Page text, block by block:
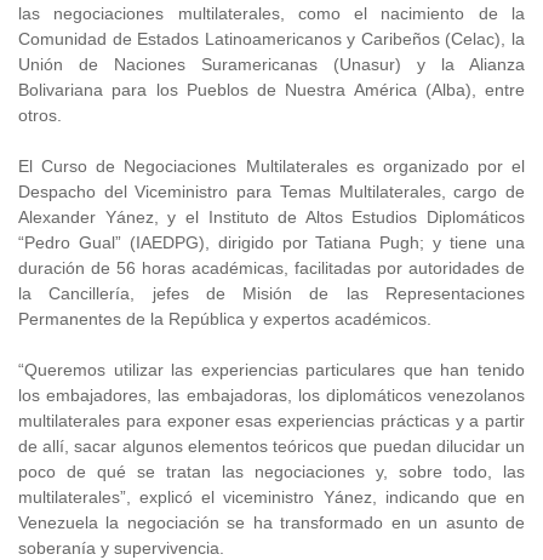
las negociaciones multilaterales, como el nacimiento de la
Comunidad de Estados Latinoamericanos y Caribeños (Celac), la
Unión de Naciones Suramericanas (Unasur) y la Alianza
Bolivariana para los Pueblos de Nuestra América (Alba), entre
otros.
El Curso de Negociaciones Multilaterales es organizado por el
Despacho del Viceministro para Temas Multilaterales, cargo de
Alexander Yánez, y el Instituto de Altos Estudios Diplomáticos
“Pedro Gual” (IAEDPG), dirigido por Tatiana Pugh; y tiene una
duración de 56 horas académicas, facilitadas por autoridades de
la Cancillería, jefes de Misión de las Representaciones
Permanentes de la República y expertos académicos.
“Queremos utilizar las experiencias particulares que han tenido
los embajadores, las embajadoras, los diplomáticos venezolanos
multilaterales para exponer esas experiencias prácticas y a partir
de allí, sacar algunos elementos teóricos que puedan dilucidar un
poco de qué se tratan las negociaciones y, sobre todo, las
multilaterales”, explicó el viceministro Yánez, indicando que en
Venezuela la negociación se ha transformado en un asunto de
soberanía y supervivencia.